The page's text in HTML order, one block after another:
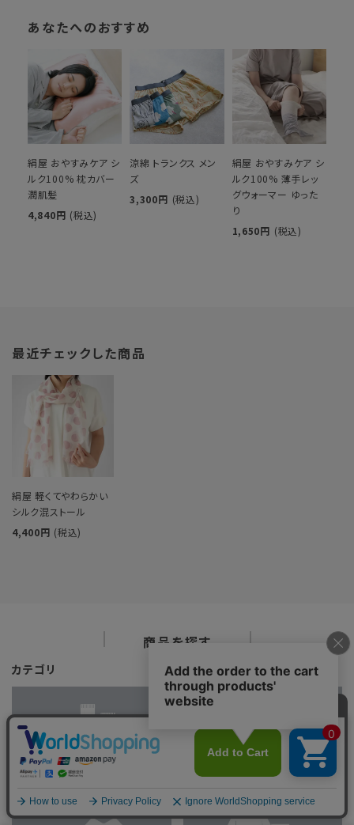
あなたへのおすすめ
絹屋 おやすみケア シ
ルク100% 枕カバー
潤肌髪
4,840円 (税込)
涼綿 トランクス メン
ズ
3,300円 (税込)
絹屋 おやすみケア シ
ルク100% 薄手レッ
グウォーマー ゆった
り
1,650円 (税込)
最近チェックした商品
絹屋 軽くてやわらかい
シルク混ストール
4,400円 (税込)
商品を探す
カテゴリ